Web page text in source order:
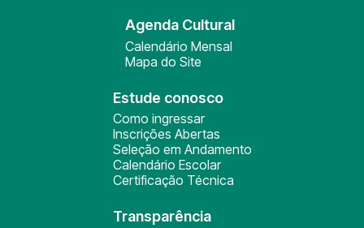
Agenda Cultural
Calendário Mensal
Mapa do Site
Estude conosco
Como ingressar
Inscrições Abertas
Seleção em Andamento
Calendário Escolar
Certificação Técnica
Transparência